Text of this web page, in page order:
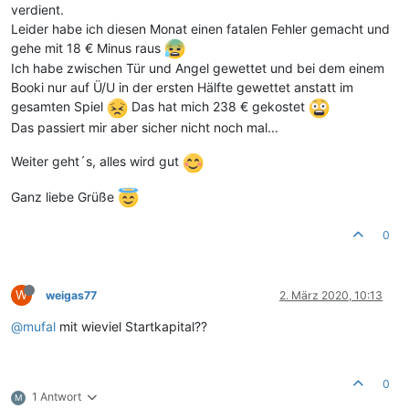
verdient.
Leider habe ich diesen Monat einen fatalen Fehler gemacht und
gehe mit 18 € Minus raus
Ich habe zwischen Tür und Angel gewettet und bei dem einem
Booki nur auf Ü/U in der ersten Hälfte gewettet anstatt im
gesamten Spiel
Das hat mich 238 € gekostet
Das passiert mir aber sicher nicht noch mal...
Weiter geht´s, alles wird gut
Ganz liebe Grüße
0
W weigas77 2. März 2020, 10:13
@mufal mit wieviel Startkapital??
M 1 Antwort
0